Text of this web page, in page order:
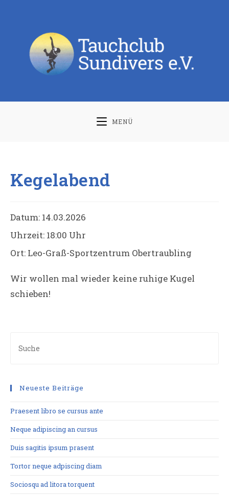
MENÜ
Kegelabend
Datum: 14.03.2026
Uhrzeit: 18:00 Uhr
Ort: Leo-Graß-Sportzentrum Obertraubling
Wir wollen mal wieder keine ruhige Kugel
schieben!
Neueste Beiträge
Praesent libro se cursus ante
Neque adipiscing an cursus
Duis sagitis ipsum prasent
Tortor neque adpiscing diam
Sociosqu ad litora torquent